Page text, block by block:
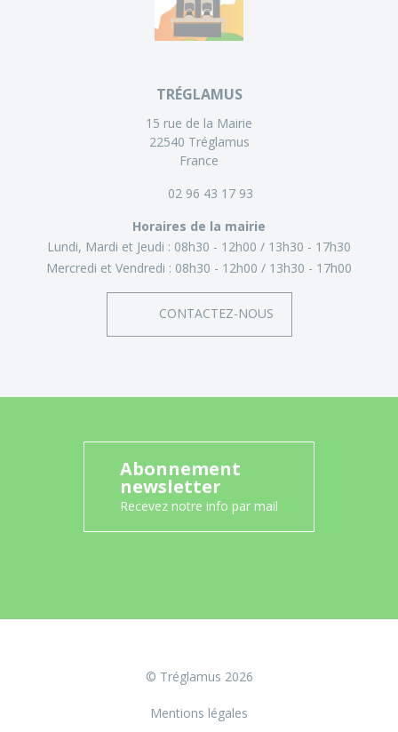
TRÉGLAMUS
15 rue de la Mairie
22540 Tréglamus
France
02 96 43 17 93
Horaires de la mairie
Lundi, Mardi et Jeudi : 08h30 - 12h00
13h30 - 17h30
Mercredi et Vendredi : 08h30 - 12h00 13h30 - 17h00
CONTACTEZ-NOUS
Abonnement
newsletter
Recevez notre info par mail
© Tréglamus 2026
Mentions légales